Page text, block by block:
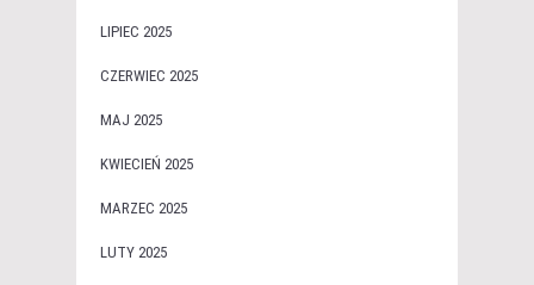
LIPIEC 2025
CZERWIEC 2025
MAJ 2025
KWIECIEŃ 2025
MARZEC 2025
LUTY 2025